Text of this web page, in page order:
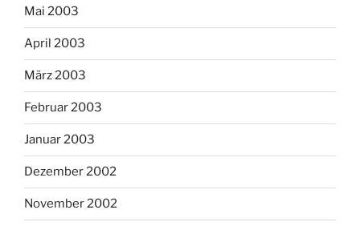
Mai 2003
April 2003
März 2003
Februar 2003
Januar 2003
Dezember 2002
November 2002